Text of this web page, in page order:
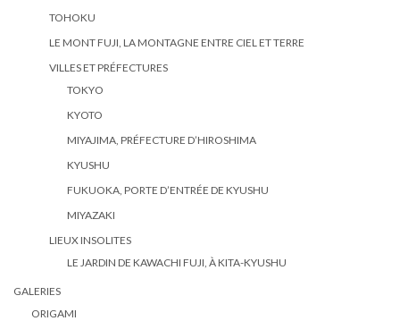
TOHOKU
LE MONT FUJI, LA MONTAGNE ENTRE CIEL ET TERRE
VILLES ET PRÉFECTURES
TOKYO
KYOTO
MIYAJIMA, PRÉFECTURE D’HIROSHIMA
KYUSHU
FUKUOKA, PORTE D’ENTRÉE DE KYUSHU
MIYAZAKI
LIEUX INSOLITES
LE JARDIN DE KAWACHI FUJI, À KITA-KYUSHU
GALERIES
ORIGAMI